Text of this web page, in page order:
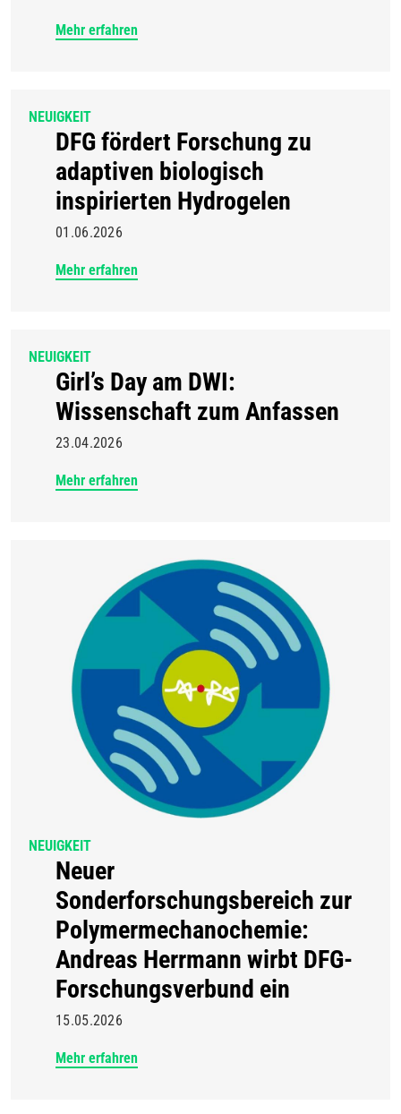
Mehr erfahren
NEUIGKEIT
DFG fördert Forschung zu
adaptiven biologisch
inspirierten Hydrogelen
01.06.2026
Mehr erfahren
NEUIGKEIT
Girl’s Day am DWI:
Wissenschaft zum Anfassen
23.04.2026
Mehr erfahren
NEUIGKEIT
Neuer
Sonderforschungsbereich zur
Polymermechanochemie:
Andreas Herrmann wirbt DFG-
Forschungsverbund ein
15.05.2026
Mehr erfahren